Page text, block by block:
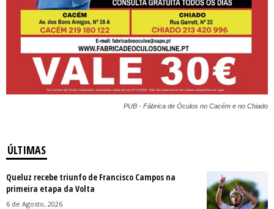
PUB - Fábrica de Óculos no Cacém e no Chiado
ÚLTIMAS
Queluz recebe triunfo de Francisco Campos na
primeira etapa da Volta
6 de Agosto, 2026